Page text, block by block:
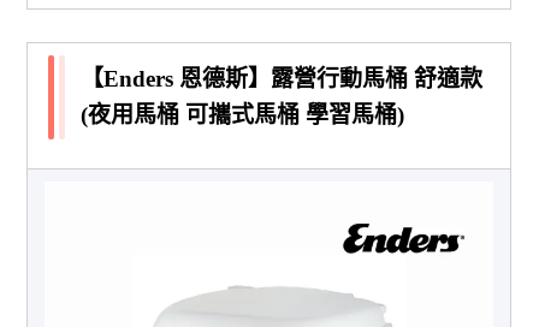
【Enders 恩德斯】露營行動馬桶 舒適款
(夜用馬桶 可攜式馬桶 學習馬桶)